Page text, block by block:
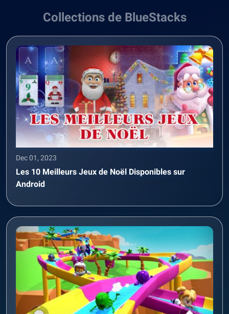
Collections de BlueStacks
Dec 01, 2023
Les 10 Meilleurs Jeux de Noël Disponibles sur
Android